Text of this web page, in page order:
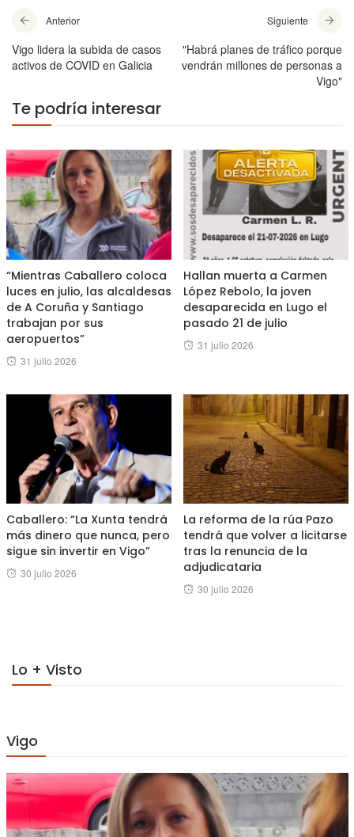
Anterior
Vigo lidera la subida de casos
activos de COVID en Galicia
Siguiente
"Habrá planes de tráfico porque
vendrán millones de personas a
Vigo"
Te podría interesar
“Mientras Caballero coloca
luces en julio, las alcaldesas
de A Coruña y Santiago
trabajan por sus
aeropuertos”
Posted
31 julio 2026
Hallan muerta a Carmen
López Rebolo, la joven
desaparecida en Lugo el
pasado 21 de julio
Posted
31 julio 2026
Caballero: “La Xunta tendrá
más dinero que nunca, pero
sigue sin invertir en Vigo”
Posted
30 julio 2026
La reforma de la rúa Pazo
tendrá que volver a licitarse
tras la renuncia de la
adjudicataria
Posted
30 julio 2026
Lo + Visto
Vigo